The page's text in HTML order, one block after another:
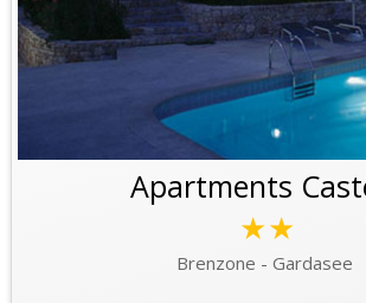
Apartments
★★
Brenzone - Gardasee